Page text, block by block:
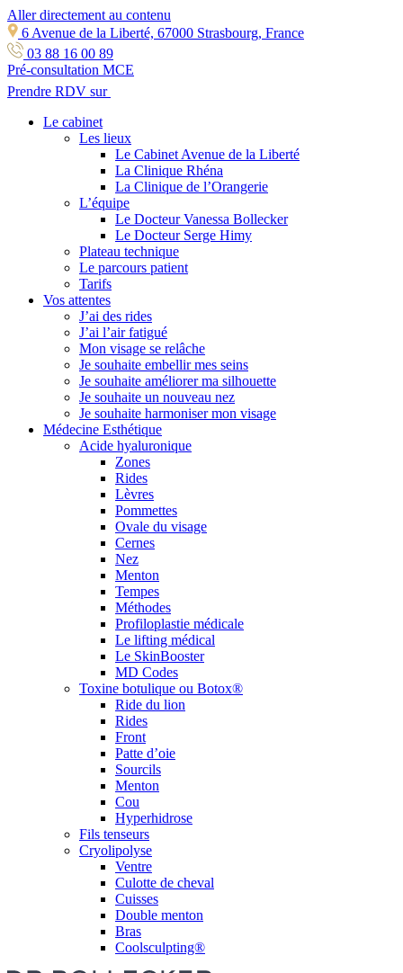
Aller directement au contenu
6 Avenue de la Liberté, 67000 Strasbourg, France
03 88 16 00 89
Pré-consultation MCE
Prendre RDV sur
Le cabinet
Les lieux
Le Cabinet Avenue de la Liberté
La Clinique Rhéna
La Clinique de l’Orangerie
L’équipe
Le Docteur Vanessa Bollecker
Le Docteur Serge Himy
Plateau technique
Le parcours patient
Tarifs
Vos attentes
J’ai des rides
J’ai l’air fatigué
Mon visage se relâche
Je souhaite embellir mes seins
Je souhaite améliorer ma silhouette
Je souhaite un nouveau nez
Je souhaite harmoniser mon visage
Médecine Esthétique
Acide hyaluronique
Zones
Rides
Lèvres
Pommettes
Ovale du visage
Cernes
Nez
Menton
Tempes
Méthodes
Profiloplastie médicale
Le lifting médical
Le SkinBooster
MD Codes
Toxine botulique ou Botox®
Ride du lion
Rides
Front
Patte d’oie
Sourcils
Menton
Cou
Hyperhidrose
Fils tenseurs
Cryolipolyse
Ventre
Culotte de cheval
Cuisses
Double menton
Bras
Coolsculpting®